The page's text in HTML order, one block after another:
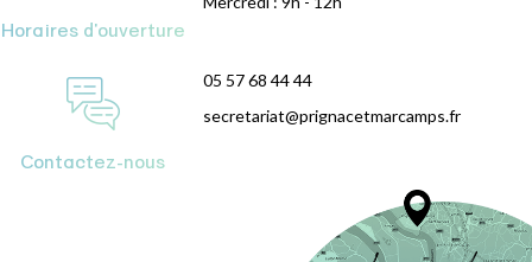
Horaires d'ouverture
Contactez-nous
05 57 68 44 44
secretariat@prignacetmarcamps.fr